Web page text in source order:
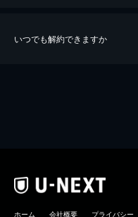
いつでも解約できますか
ホーム 会社概要 プライバシー